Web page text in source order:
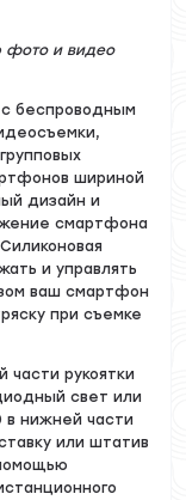
фото и видео
беспроводным
шириной
дизайн и
смартфона
и управлять
ваш смартфон
при съемке
рукоятки
свет или
в нижней части
или штатив